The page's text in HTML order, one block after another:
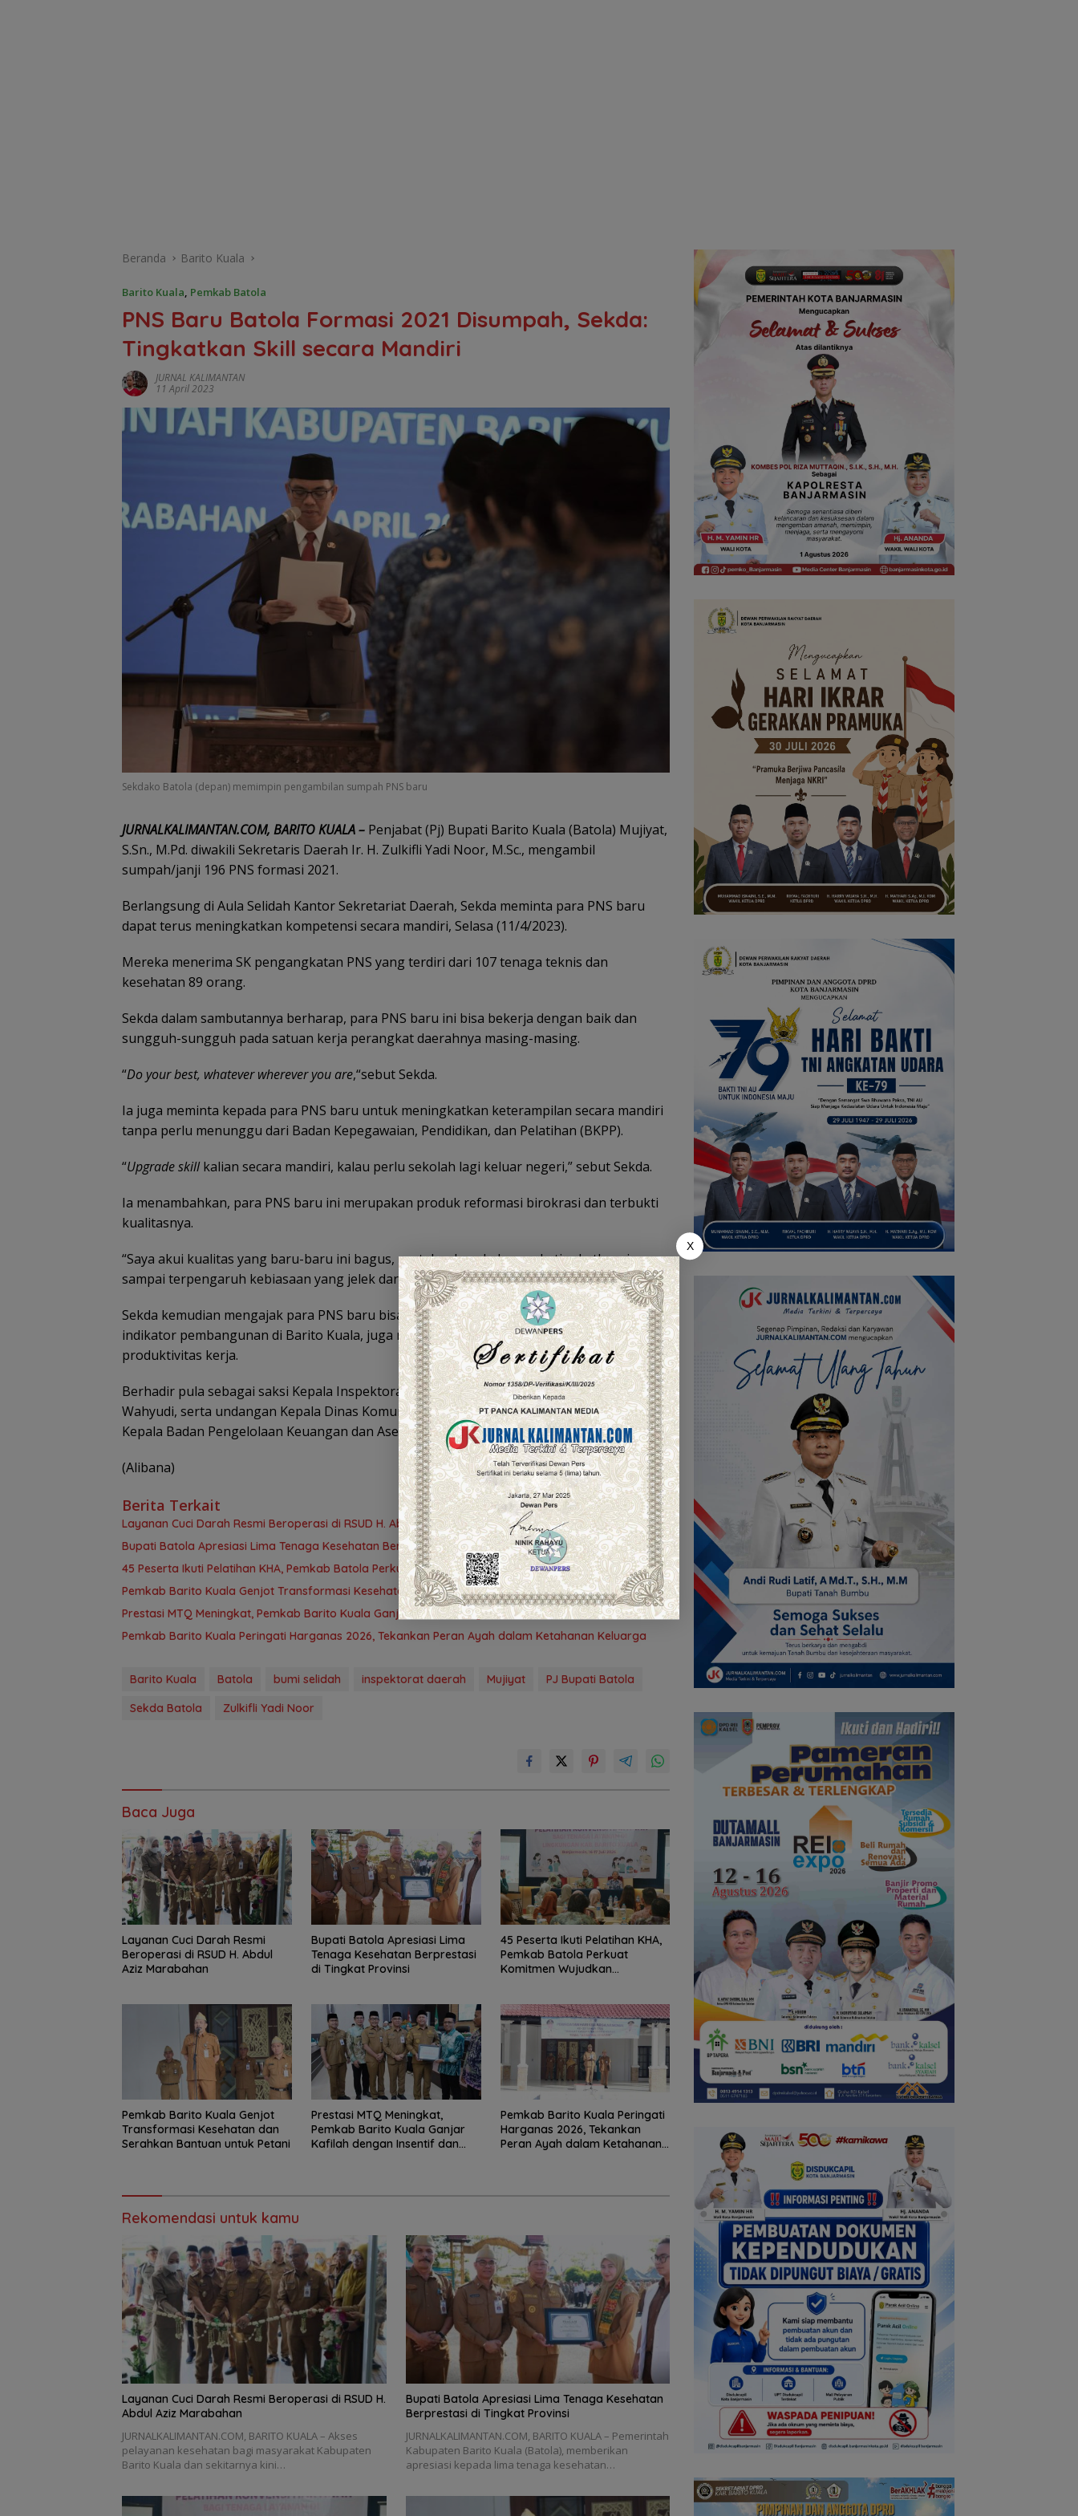
Beranda Barito Kuala
Barito Kuala, Pemkab Batola
PNS Baru Batola Formasi 2021 Disumpah, Sekda:
Tingkatkan Skill secara Mandiri
JURNAL KALIMANTAN
11 April 2023
Sekdako Batola (depan) memimpin pengambilan sumpah PNS baru
JURNALKALIMANTAN.COM, BARITO KUALA – Penjabat (Pj) Bupati Barito Kuala (Batola) Mujiyat,
S.Sn., M.Pd. diwakili Sekretaris Daerah Ir. H. Zulkifli Yadi Noor, M.Sc., mengambil
sumpah/janji 196 PNS formasi 2021.
Berlangsung di Aula Selidah Kantor Sekretariat Daerah, Sekda meminta para PNS baru
dapat terus meningkatkan kompetensi secara mandiri, Selasa (11/4/2023).
Mereka menerima SK pengangkatan PNS yang terdiri dari 107 tenaga teknis dan
kesehatan 89 orang.
Sekda dalam sambutannya berharap, para PNS baru ini bisa bekerja dengan baik dan
sungguh-sungguh pada satuan kerja perangkat daerahnya masing-masing.
“Do your best, whatever wherever you are,“sebut Sekda.
Ia juga meminta kepada para PNS baru untuk meningkatkan keterampilan secara mandiri
tanpa perlu menunggu dari Badan Kepegawaian, Pendidikan, dan Pelatihan (BKPP).
“Upgrade skillkalian secara mandiri, kalau perlu sekolah lagi keluar negeri,” sebut Sekda.
Ia menambahkan, para PNS baru ini merupakan produk reformasi birokrasi dan terbukti
kualitasnya.
“Saya akui kualitas yang baru-baru ini bagus, pertahankan, kalau perlu tingkatkan, jangan
sampai terpengaruh kebiasaan yang jelek dari ASN,” tegasnya.
Sekda kemudian mengajak para PNS baru bisa bersama-sama memperhatikan indikator-
indikator pembangunan di Barito Kuala, juga meminta semuanya untuk meningkatkan
produktivitas kerja.
Berhadir pula sebagai saksi Kepala Inspektorat Batola Ismed Zulfikar, Kepala BKPP
Wahyudi, serta undangan Kepala Dinas Komunikasi dan Informatika Hery Sasmita dan
Kepala Badan Pengelolaan Keuangan dan Aset Daerah Samson.
(Alibana)
Berita Terkait
Layanan Cuci Darah Resmi Beroperasi di RSUD H. Abdul Aziz Marabahan
Bupati Batola Apresiasi Lima Tenaga Kesehatan Berprestasi di Tingkat Provinsi
45 Peserta Ikuti Pelatihan KHA, Pemkab Batola Perkuat Komitmen Wujudkan Kabupaten Layak Anak
Pemkab Barito Kuala Genjot Transformasi Kesehatan dan Serahkan Bantuan untuk Petani
Prestasi MTQ Meningkat, Pemkab Barito Kuala Ganjar Kafilah dengan Insentif dan Bonus Umrah
Pemkab Barito Kuala Peringati Harganas 2026, Tekankan Peran Ayah dalam Ketahanan Keluarga
Barito Kuala Batola bumi selidah inspektorat daerah Mujiyat
PJ Bupati Batola
Sekda Batola
Zulkifli Yadi Noor
Baca Juga
Layanan Cuci Darah Resmi
Beroperasi di RSUD H. Abdul
Aziz Marabahan
Bupati Batola Apresiasi Lima
Tenaga Kesehatan Berprestasi
di Tingkat Provinsi
45 Peserta Ikuti Pelatihan KHA,
Pemkab Batola Perkuat
Komitmen Wujudkan
Pemkab Barito Kuala Genjot
Transformasi Kesehatan dan
Serahkan Bantuan untuk Petani
Prestasi MTQ Meningkat,
Pemkab Barito Kuala Ganjar
Kafilah dengan Insentif dan
Pemkab Barito Kuala Peringati
Harganas 2026, Tekankan
Peran Ayah dalam Ketahanan
Rekomendasi untuk kamu
Layanan Cuci Darah Resmi Beroperasi di RSUD H.
Abdul Aziz Marabahan
JURNALKALIMANTAN.COM, BARITO KUALA – Akses
pelayanan kesehatan bagi masyarakat Kabupaten
Barito Kuala dan sekitarnya kini…
Bupati Batola Apresiasi Lima Tenaga Kesehatan
Berprestasi di Tingkat Provinsi
JURNALKALIMANTAN.COM, BARITO KUALA – Pemerintah
Kabupaten Barito Kuala (Batola), memberikan
apresiasi kepada lima tenaga kesehatan…
X